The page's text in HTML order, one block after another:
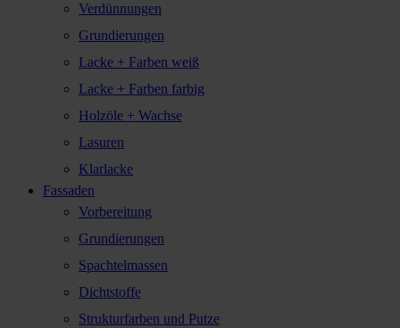
Verdünnungen
Grundierungen
Lacke + Farben weiß
Lacke + Farben farbig
Holzöle + Wachse
Lasuren
Klarlacke
Fassaden
Vorbereitung
Grundierungen
Spachtelmassen
Dichtstoffe
Strukturfarben und Putze